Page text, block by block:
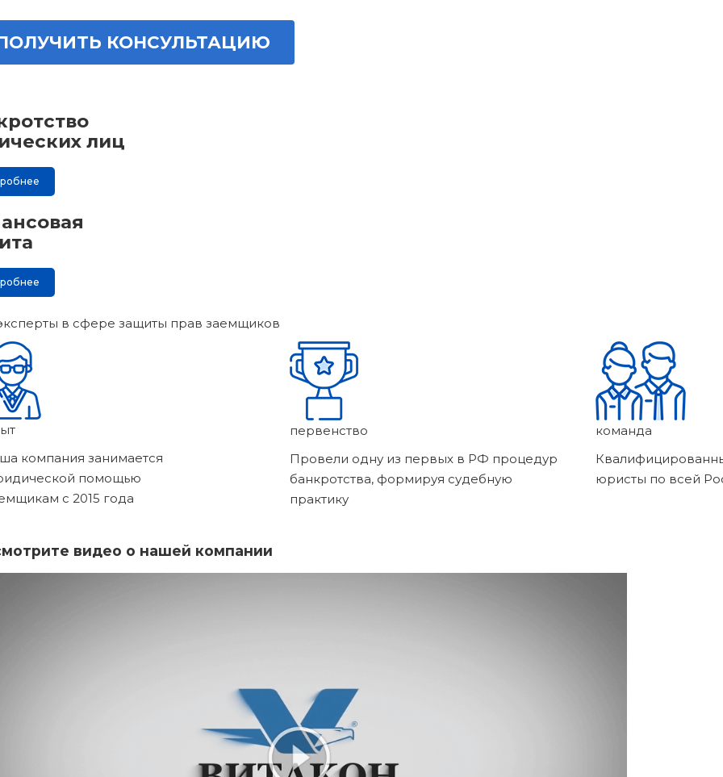
КОНСУЛЬТАЦИЮ
лиц
в сфере защиты прав заемщиков
компания занимается
помощью
с 2015 года
первенство
Провели одну из первых в РФ процедур
банкротства, формируя судебную
практику
команда
юристы по всей
видео о нашей компании